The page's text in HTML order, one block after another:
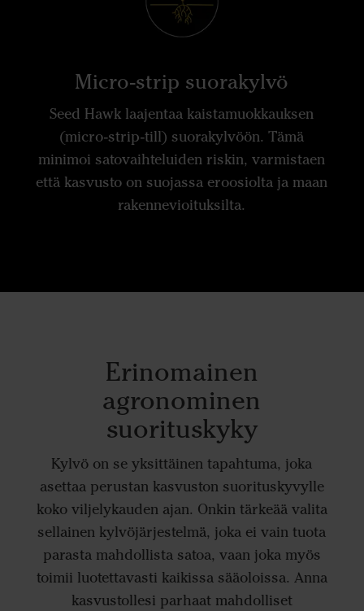
Micro-strip suorakylvö
Seed Hawk laajentaa kaistamuokkauksen
(micro-strip-till) suorakylvöön. Tämä
minimoi satovaihteluiden riskin, varmistaen
että kasvusto on suojassa eroosiolta ja maan
rakennevioituksilta.
Erinomainen
agronominen
suorituskyky
Kylvö on se yksittäinen tapahtuma, joka
asettaa perustan kasvuston suorituskyvylle
koko viljelykauden ajan. Onkin tärkeää valita
sellainen kylvöjärjestelmä, joka ei vain tuota
parasta mahdollista satoa, vaan joka myös
toimii luotettavasti kaikissa sääoloissa. Anna
kasvustollesi parhaat mahdolliset